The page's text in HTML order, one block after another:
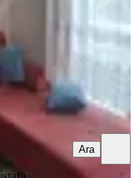
Ara